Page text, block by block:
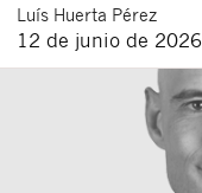
Luís Huerta Pérez
12 de junio de 2026